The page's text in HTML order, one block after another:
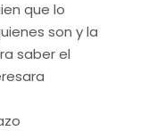
que lo
son y la
saber el